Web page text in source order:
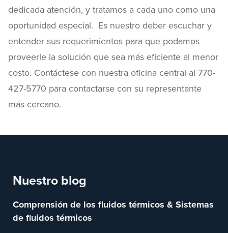
dedicada atención, y tratamos a cada uno como una
oportunidad especial. Es nuestro deber escuchar y
entender sus requerimientos para que podamos
proveerle la solución que sea más eficiente al menor
costo. Contáctese con nuestra oficina central al 770-
427-5770 para contactarse con su representante
más cercano.
Nuestro blog
Comprensión de los fluidos térmicos & Sistemas
de fluidos térmicos